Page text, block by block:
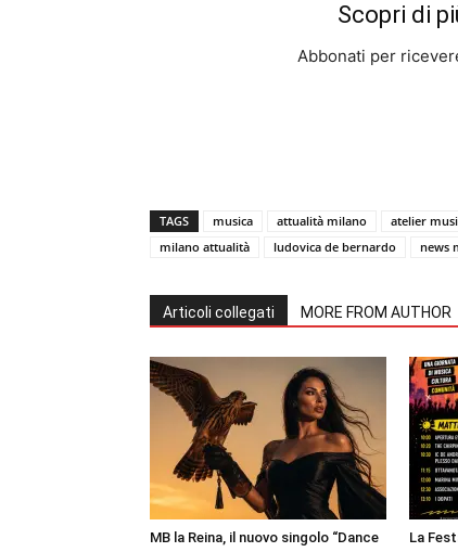
Scopri di
Abbonati per
TAGS musica attualità milano atelier
milano attualità
ludovica de bernardo news
Articoli collegati MORE FROM AUTHOR
MB la Reina, il nuovo singolo “Dance
La